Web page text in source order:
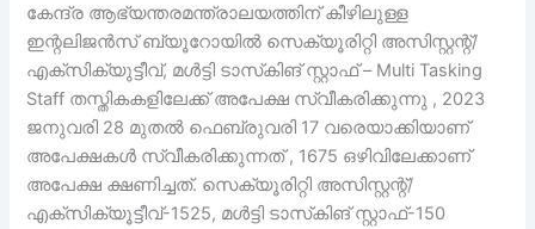
കേന്ദ്ര ആഭ്യന്തരമന്ത്രാലയത്തിന് കീഴിലുള്ള
ഇന്റലിജൻസ് ബ്യൂറോയിൽ സെക്യൂരിറ്റി അസിസ്റ്റന്റ്/
എക്സിക്യുട്ടീവ്, മൾട്ടി ടാസ്‌കിങ് സ്റ്റാഫ് – Multi Tasking
Staff തസ്തികകളിലേക്ക് അപേക്ഷ സ്വീകരിക്കുന്നു , 2023
ജനുവരി 28 മുതൽ ഫെബ്രുവരി 17 വരെയാക്കിയാണ്
അപേക്ഷകൾ സ്വീകരിക്കുന്നത് , 1675 ഒഴിവിലേക്കാണ്
അപേക്ഷ ക്ഷണിച്ചത്. സെക്യൂരിറ്റി അസിസ്റ്റന്റ്/
എക്സിക്യൂട്ടീവ്-1525, മൾട്ടി ടാസ്‌കിങ് സ്റ്റാഫ്-150